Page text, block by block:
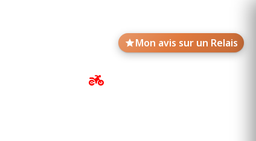
Mon avis sur un Relais